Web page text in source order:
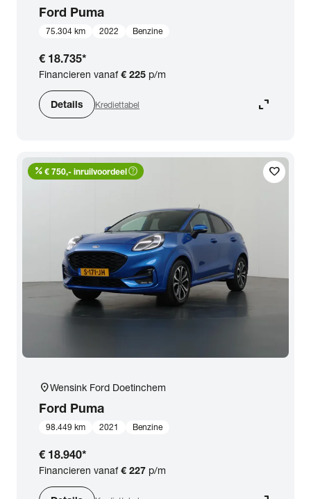
Ford Puma
75.304 km 2022 Benzine
€ 18.735*
Financieren vanaf€ 225 p/m
Details Krediettabel expand_content
favorite
percent € 750,- inruilvoordeelhelp_outline
location_onWensink Ford Doetinchem
Ford Puma
98.449 km 2021 Benzine
€ 18.940*
Financieren vanaf€ 227 p/m